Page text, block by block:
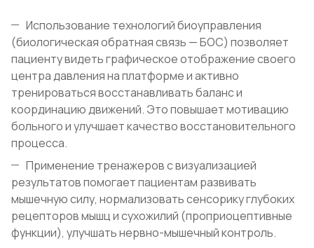
Использование технологий биоуправления
(биологическая обратная связь — БОС) позволяет
пациенту видеть графическое отображение своего
центра давления на платформе и активно
тренироваться восстанавливать баланс и
координацию движений. Это повышает мотивацию
больного и улучшает качество восстановительного
процесса.
Применение тренажеров с визуализацией
результатов помогает пациентам развивать
мышечную силу, нормализовать сенсорику глубоких
рецепторов мышц и сухожилий (проприоцептивные
функции), улучшать нервно-мышечный контроль.